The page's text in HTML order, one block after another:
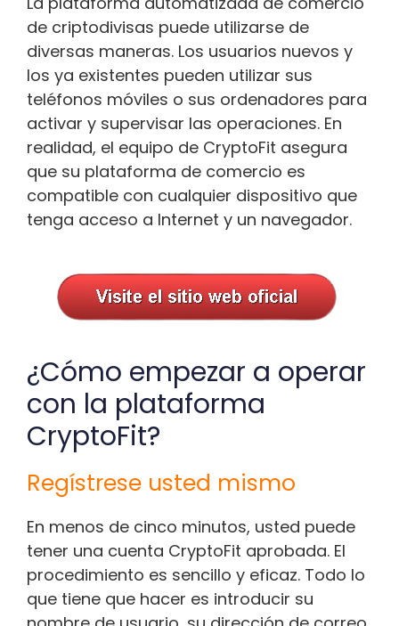
de criptodivisas puede utilizarse de
diversas maneras. Los usuarios nuevos y
los ya existentes pueden utilizar sus
teléfonos móviles o sus ordenadores para
activar y supervisar las operaciones. En
realidad, el equipo de CryptoFit asegura
que su plataforma de comercio es
compatible con cualquier dispositivo que
tenga acceso a Internet y un navegador.
¿Cómo empezar a operar
con la plataforma
CryptoFit?
Regístrese usted mismo
En menos de cinco minutos, usted puede
tener una cuenta CryptoFit aprobada. El
procedimiento es sencillo y eficaz. Todo lo
que tiene que hacer es introducir su